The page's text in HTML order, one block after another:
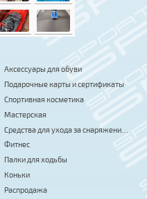
Аксессуары для обуви
Подарочные карты и сертификаты
Спортивная косметика
Мастерская
Средства для ухода за снаряжением
Фитнес
Палки для ходьбы
Коньки
Распродажа